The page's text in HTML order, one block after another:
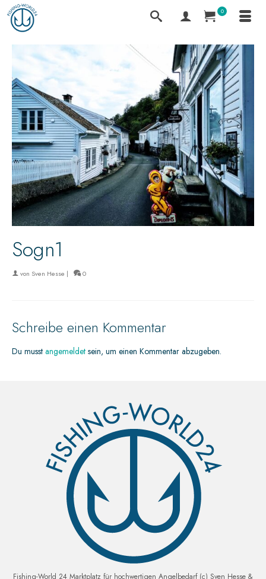
0
Sogn1
von Sven Hesse | 0
Schreibe einen Kommentar
Du musst angemeldet sein, um einen Kommentar abzugeben.
Fishing-World 24 Marktplatz für hochwertigen Angelbedarf (c) Sven Hesse &